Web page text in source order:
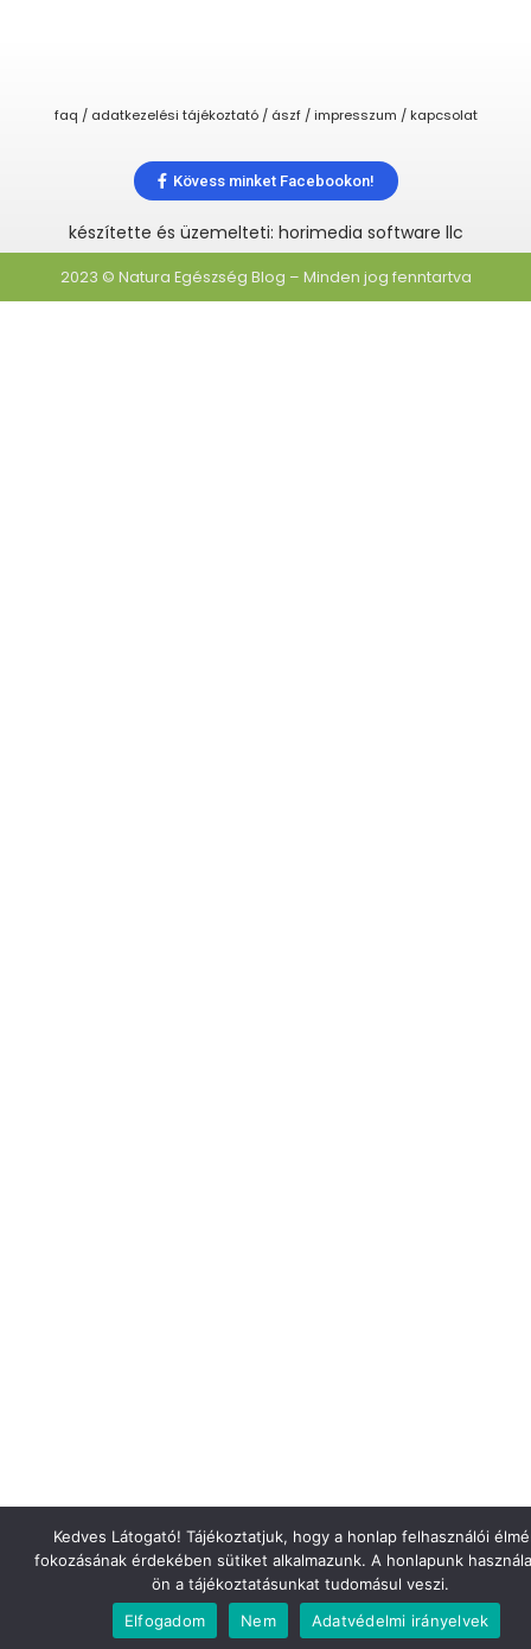
faq / adatkezelési tájékoztató / ászf / impresszum / kapcsolat
Kövess minket Facebookon!
készítette és üzemelteti: horimedia software llc
2023 © Natura Egészség Blog – Minden jog fenntartva
Kedves Látogató! Tájékoztatjuk, hogy a honlap felhasználói
fokozásának érdekében sütiket alkalmazunk. A honlapunk
ön a tájékoztatásunkat tudomásul veszi.
Elfogadom
Nem Adatvédelmi irányelvek